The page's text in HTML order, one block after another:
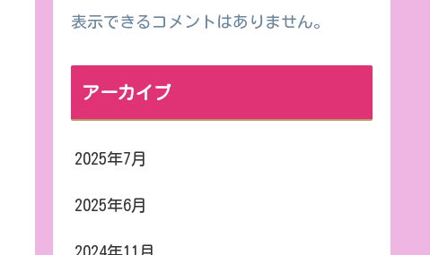
表示できるコメントはありません。
アーカイブ
2025年7月
2025年6月
2024年11月